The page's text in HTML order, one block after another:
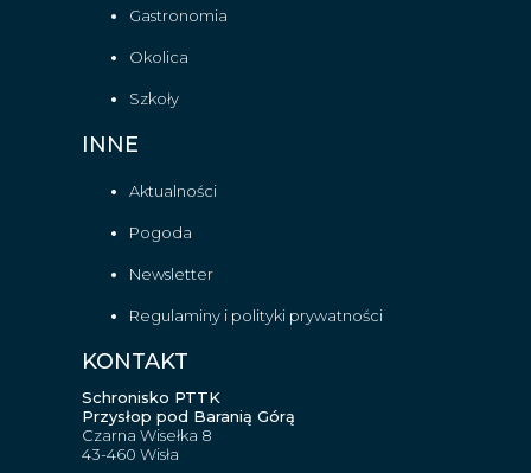
Gastronomia
Okolica
Szkoły
INNE
Aktualności
Pogoda
Newsletter
Regulaminy i polityki prywatności
KONTAKT
Schronisko PTTK
Przysłop pod Baranią Górą
Czarna Wisełka 8
43-460 Wisła